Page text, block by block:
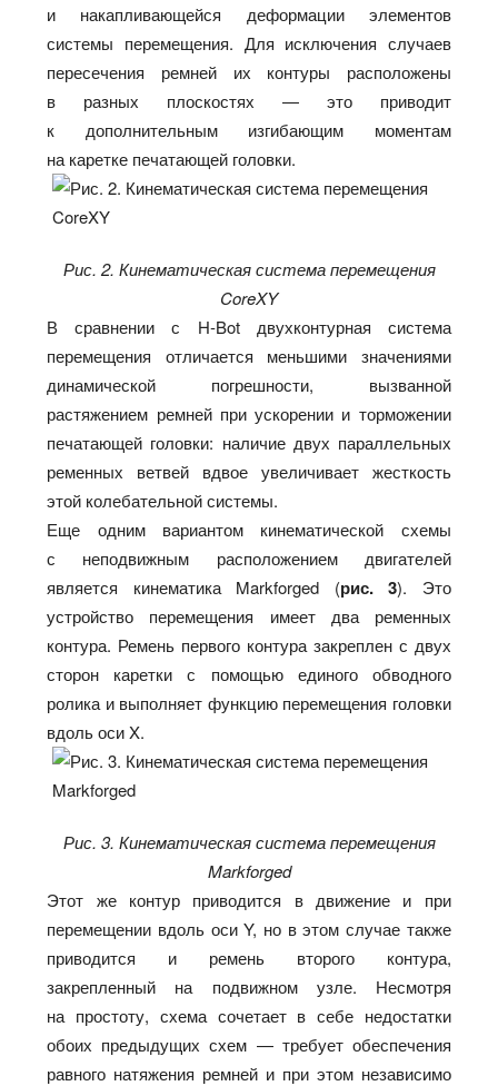
и накапливающейся деформации элементов
системы перемещения. Для исключения случаев
пересечения ремней их контуры расположены
в разных плоскостях — это приводит
к дополнительным изгибающим моментам
на каретке печатающей головки.
Рис. 2. Кинематическая система перемещения
CoreXY
В сравнении с H‑Bot двухконтурная система
перемещения отличается меньшими значениями
динамической погрешности, вызванной
растяжением ремней при ускорении и торможении
печатающей головки: наличие двух параллельных
ременных ветвей вдвое увеличивает жесткость
этой колебательной системы.
Еще одним вариантом кинематической схемы
с неподвижным расположением двигателей
является кинематика Markforged (рис. 3). Это
устройство перемещения имеет два ременных
контура. Ремень первого контура закреплен с двух
сторон каретки с помощью единого обводного
ролика и выполняет функцию перемещения головки
вдоль оси X.
Рис. 3. Кинематическая система перемещения
Markforged
Этот же контур приводится в движение и при
перемещении вдоль оси Y, но в этом случае также
приводится и ремень второго контура,
закрепленный на подвижном узле. Несмотря
на простоту, схема сочетает в себе недостатки
обоих предыдущих схем — требует обеспечения
равного натяжения ремней и при этом независимо